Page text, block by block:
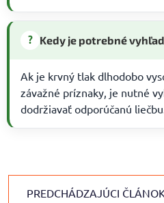
? Kedy je potrebné
Ak je krvný tlak dlhodobo
závažné príznaky, je nutné
dodržiavať odporúčanú liečbu.
PREDCHÁDZAJÚCI